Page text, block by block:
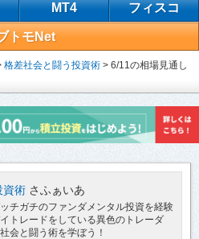
MT4 フィスコ
トモNet
格差社会と闘う投資術 > 6/11の相場見通し
資術 さふぁいあ
チガチのファンダメンタル投資を経験
トレードをしている異色のトレーダ
会と闘う術を学ぼう！